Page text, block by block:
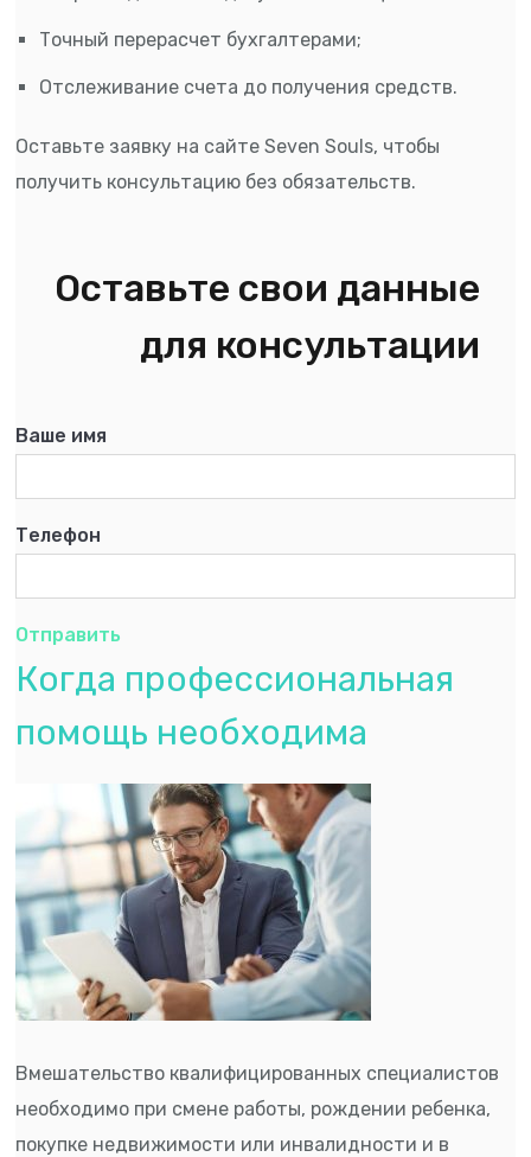
Точный перерасчет бухгалтерами;
Отслеживание счета до получения средств.
Оставьте заявку на сайте Seven Souls, чтобы
получить консультацию без обязательств.
Оставьте свои данные
для консультации
Ваше имя
Телефон
Отправить
Когда профессиональная
помощь необходима
Вмешательство квалифицированных специалистов
необходимо при смене работы, рождении ребенка,
покупке недвижимости или инвалидности и в